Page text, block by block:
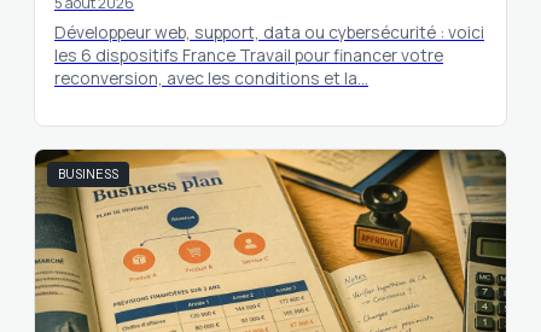
Développeur web, support, data ou cybersécurité : voici
les 6 dispositifs France Travail pour financer votre
reconversion, avec les conditions et la…
BUSINESS